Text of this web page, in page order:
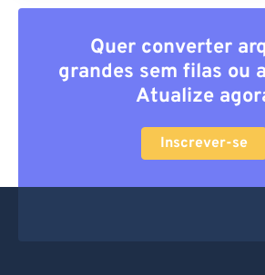
Quer converter
grandes sem filas ou
Atualize
Inscrever-se